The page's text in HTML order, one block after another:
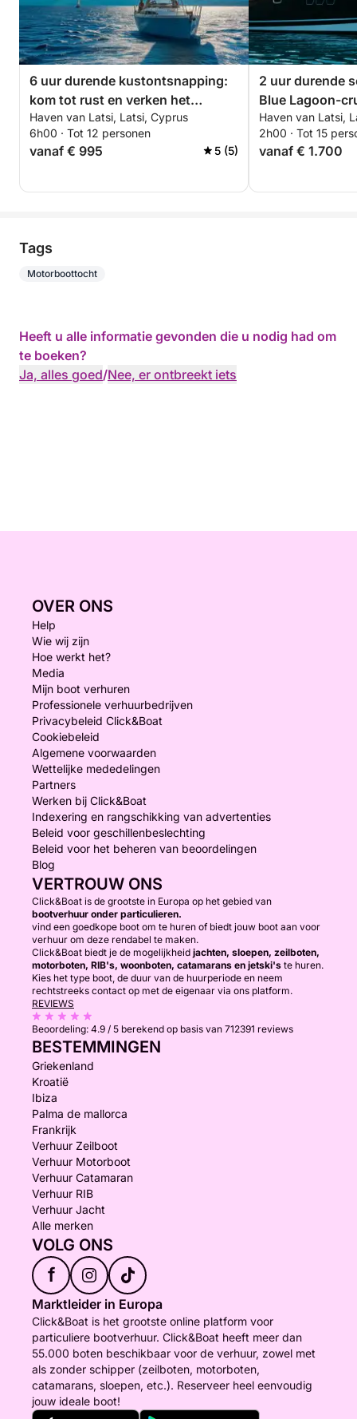
6 uur durende kustontsnapping:
kom tot rust en verken het
Akamas-schiereiland
Haven van Latsi, Latsi, Cyprus
6h00 · Tot 12 personen
vanaf € 995 5 (5)
2 uur durende
Blue Lagoon-
Haven van Latsi,
2h00 · Tot 15
vanaf € 1.700
Tags
Motorboottocht
Heeft u alle informatie gevonden die u nodig had om
te boeken?
Ja, alles goed/Nee, er ontbreekt iets
OVER ONS
Help
Wie wij zijn
Hoe werkt het?
Media
Mijn boot verhuren
Professionele verhuurbedrijven
Privacybeleid Click&Boat
Cookiebeleid
Algemene voorwaarden
Wettelijke mededelingen
Partners
Werken bij Click&Boat
Indexering en rangschikking van advertenties
Beleid voor geschillenbeslechting
Beleid voor het beheren van beoordelingen
Blog
VERTROUW ONS
Click&Boat is de grootste in Europa op het gebied van
bootverhuur onder particulieren.
vind een goedkope boot om te huren of biedt jouw boot aan voor
verhuur om deze rendabel te maken.
Click&Boat biedt je de mogelijkheid jachten, sloepen, zeilboten,
motorboten, RIB's, woonboten, catamarans en jetski's te huren.
Kies het type boot, de duur van de huurperiode en neem
rechtstreeks contact op met de eigenaar via ons platform.
REVIEWS
Beoordeling: 4.9 / 5 berekend op basis van 712391 reviews
BESTEMMINGEN
Griekenland
Kroatië
Ibiza
Palma de mallorca
Frankrijk
Verhuur Zeilboot
Verhuur Motorboot
Verhuur Catamaran
Verhuur RIB
Verhuur Jacht
Alle merken
VOLG ONS
f
Marktleider in Europa
Click&Boat is het grootste online platform voor
particuliere bootverhuur. Click&Boat heeft meer dan
55.000 boten beschikbaar voor de verhuur, zowel met
als zonder schipper (zeilboten, motorboten,
catamarans, sloepen, etc.). Reserveer heel eenvoudig
jouw ideale boot!